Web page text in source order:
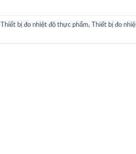
Thiết bị đo nhiệt độ thực phẩm, Thiết bị đo